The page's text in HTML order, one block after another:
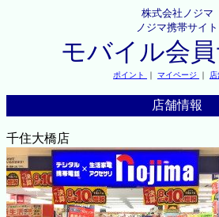
株式会社ノジマ
ノジマ携帯サイト
モバイル会
ポイント ｜ マイページ ｜
店舗情報
千住大橋店